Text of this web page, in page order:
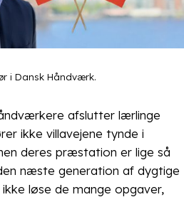
i Dansk Håndværk.
afslutter lærlinge
ikke villavejene tynde i
deres præstation er lige så
næste generation af dygtige
løse de mange opgaver,